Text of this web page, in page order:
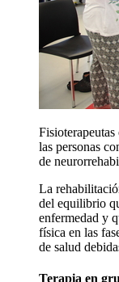
las personas
de
La
del equilibrio
enfermedad y
física en las
de salud
Terapia en